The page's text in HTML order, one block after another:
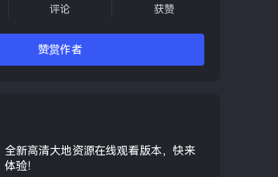
评论 获赞
赞赏作者
全新高清大地资源在线观看版本，快来
体验！